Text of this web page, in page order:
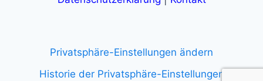
Privatsphäre-Einstellungen ändern
Historie der Privatsphäre-Einstellungen